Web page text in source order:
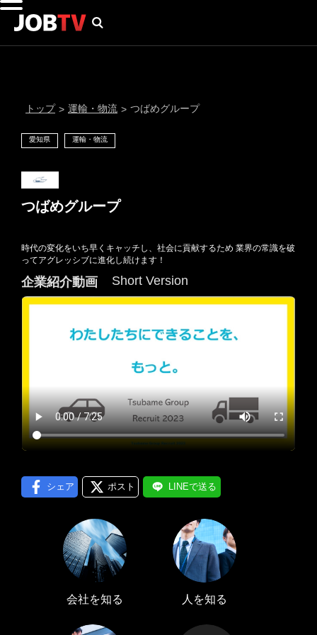
通知設定
メール通知
トップ > 運輸・物流 > つばめグループ
愛知県 運輸・物流
つばめグループ
時代の変化をいち早くキャッチし、社会に貢献するため 業界の常識を破
ってアグレッシブに進化し続けます！
企業紹介動画 Short Version
シェア ポスト LINEで送る
会社を知る 人を知る
にはプロフィール画像のアップロードが必要です
プロフィール編集する ＞